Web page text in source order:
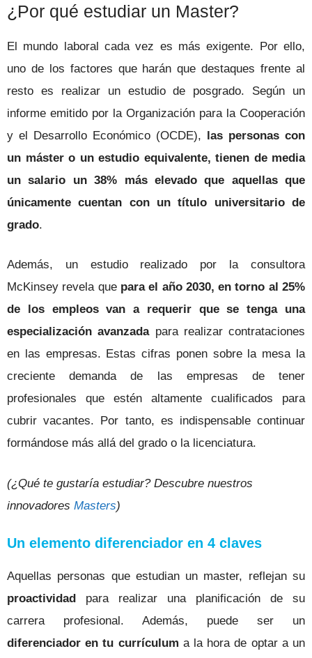
¿Por qué estudiar un Master?
El mundo laboral cada vez es más exigente. Por ello,
uno de los factores que harán que destaques frente al
resto es realizar un estudio de posgrado. Según un
informe emitido por la Organización para la Cooperación
y el Desarrollo Económico (OCDE), las personas con
un máster o un estudio equivalente, tienen de media
un salario un 38% más elevado que aquellas que
únicamente cuentan con un título universitario de
grado.
Además, un estudio realizado por la consultora
McKinsey revela que para el año 2030, en torno al 25%
de los empleos van a requerir que se tenga una
especialización avanzadapara realizar contrataciones
en las empresas. Estas cifras ponen sobre la mesa la
creciente demanda de las empresas de tener
profesionales que estén altamente cualificados para
cubrir vacantes. Por tanto, es indispensable continuar
formándose más allá del grado o la licenciatura.
(¿Qué te gustaría estudiar? Descubre nuestros
innovadores Masters)
Un elemento diferenciador en 4 claves
Aquellas personas que estudian un master, reflejan su
proactividad
para realizar una planificación de su
carrera profesional. Además, puede ser un
diferenciador en tu currículum a la hora de optar a un